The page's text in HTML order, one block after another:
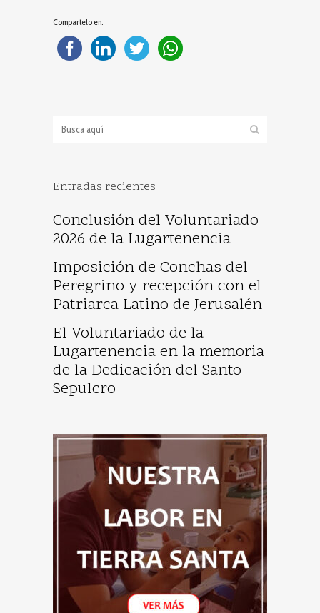
Compartelo en:
Entradas recientes
Conclusión del Voluntariado
2026 de la Lugartenencia
Imposición de Conchas del
Peregrino y recepción con el
Patriarca Latino de Jerusalén
El Voluntariado de la
Lugartenencia en la memoria
de la Dedicación del Santo
Sepulcro